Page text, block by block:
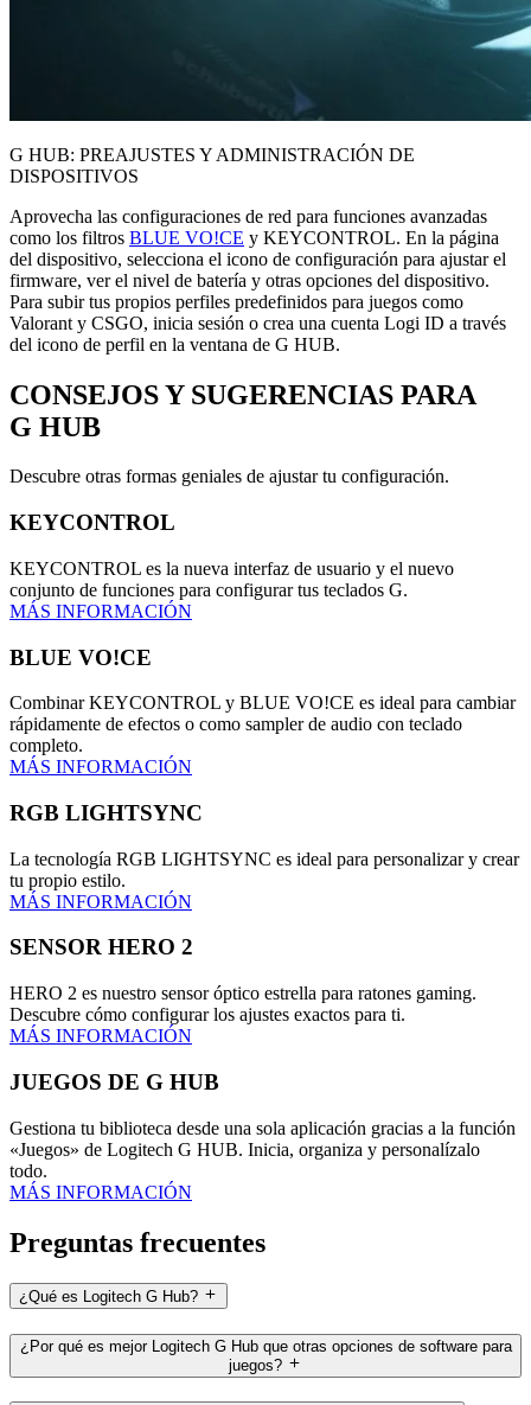
G HUB: PREAJUSTES Y ADMINISTRACIÓN DE
DISPOSITIVOS
Aprovecha las configuraciones de red para funciones avanzadas
como los filtros BLUE VO!CE y KEYCONTROL. En la página
del dispositivo, selecciona el icono de configuración para ajustar el
firmware, ver el nivel de batería y otras opciones del dispositivo.
Para subir tus propios perfiles predefinidos para juegos como
Valorant y CSGO, inicia sesión o crea una cuenta Logi ID a través
del icono de perfil en la ventana de G HUB.
CONSEJOS Y SUGERENCIAS PARA
G HUB
Descubre otras formas geniales de ajustar tu configuración.
KEYCONTROL
KEYCONTROL es la nueva interfaz de usuario y el nuevo
conjunto de funciones para configurar tus teclados G.
MÁS INFORMACIÓN
BLUE VO!CE
Combinar KEYCONTROL y BLUE VO!CE es ideal para cambiar
rápidamente de efectos o como sampler de audio con teclado
completo.
MÁS INFORMACIÓN
RGB LIGHTSYNC
La tecnología RGB LIGHTSYNC es ideal para personalizar y crear
tu propio estilo.
MÁS INFORMACIÓN
SENSOR HERO 2
HERO 2 es nuestro sensor óptico estrella para ratones gaming.
Descubre cómo configurar los ajustes exactos para ti.
MÁS INFORMACIÓN
JUEGOS DE G HUB
Gestiona tu biblioteca desde una sola aplicación gracias a la función
«Juegos» de Logitech G HUB. Inicia, organiza y personalízalo
todo.
MÁS INFORMACIÓN
Preguntas frecuentes
¿Qué es Logitech G Hub?
¿Por qué es mejor Logitech G Hub que otras opciones de software para
juegos?